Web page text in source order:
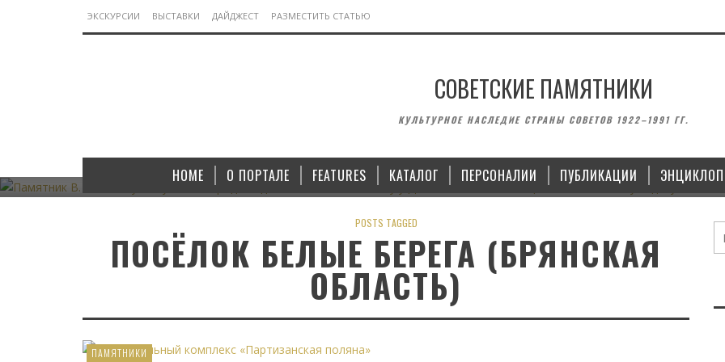
ЭКСКУРСИИ ВЫСТАВКИ ДАЙДЖЕСТ РАЗМЕСТИТЬ СТАТЬЮ
СОВЕТСКИЕ ПАМЯТНИКИ
КУЛЬТУРНОЕ НАСЛЕДИЕ СТРАНЫ СОВЕТОВ 1922–1991 ГГ.
HOME О ПОРТАЛЕ FEATURES КАТАЛОГ ПЕРСОНАЛИИ ПУБЛИКАЦИИ
АЛДАНЕ
07.11.2022
МОНУМЕНТЫ
ЛИПЕЦКЕ
15.10.2022
ВОИНСКИЕ
В
POSTS TAGGED
ПОСЁЛОК БЕЛЫЕ БЕРЕГА (БРЯНСКАЯ
ОБЛАСТЬ)
ПАМЯТНИКИ